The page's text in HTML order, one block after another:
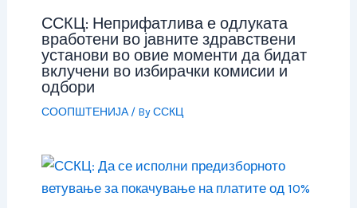
ССКЦ: Неприфатлива е одлуката
вработени во јавните здравствени
установи во овие моменти да бидат
вклучени во избирачки комисии и
одбори
СООПШТЕНИЈА/ ByССКЦ